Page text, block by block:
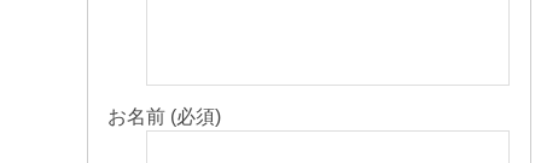
お名前 (必須)